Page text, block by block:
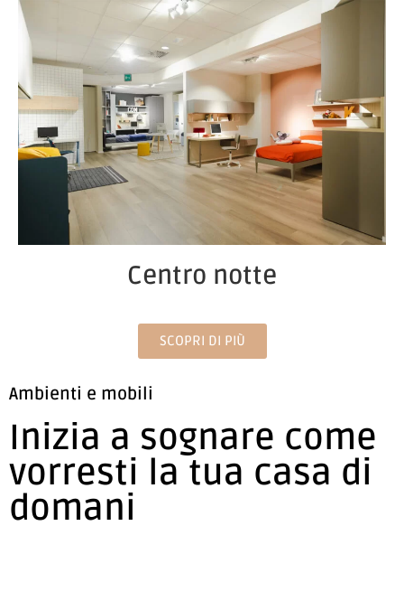
Centro notte
SCOPRI DI PIÙ
Ambienti e mobili
Inizia a sognare come
vorresti la tua casa di
domani